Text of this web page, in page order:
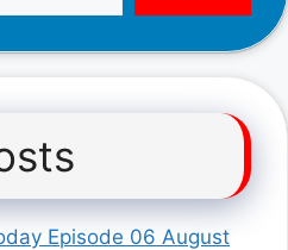
Episode 06 August